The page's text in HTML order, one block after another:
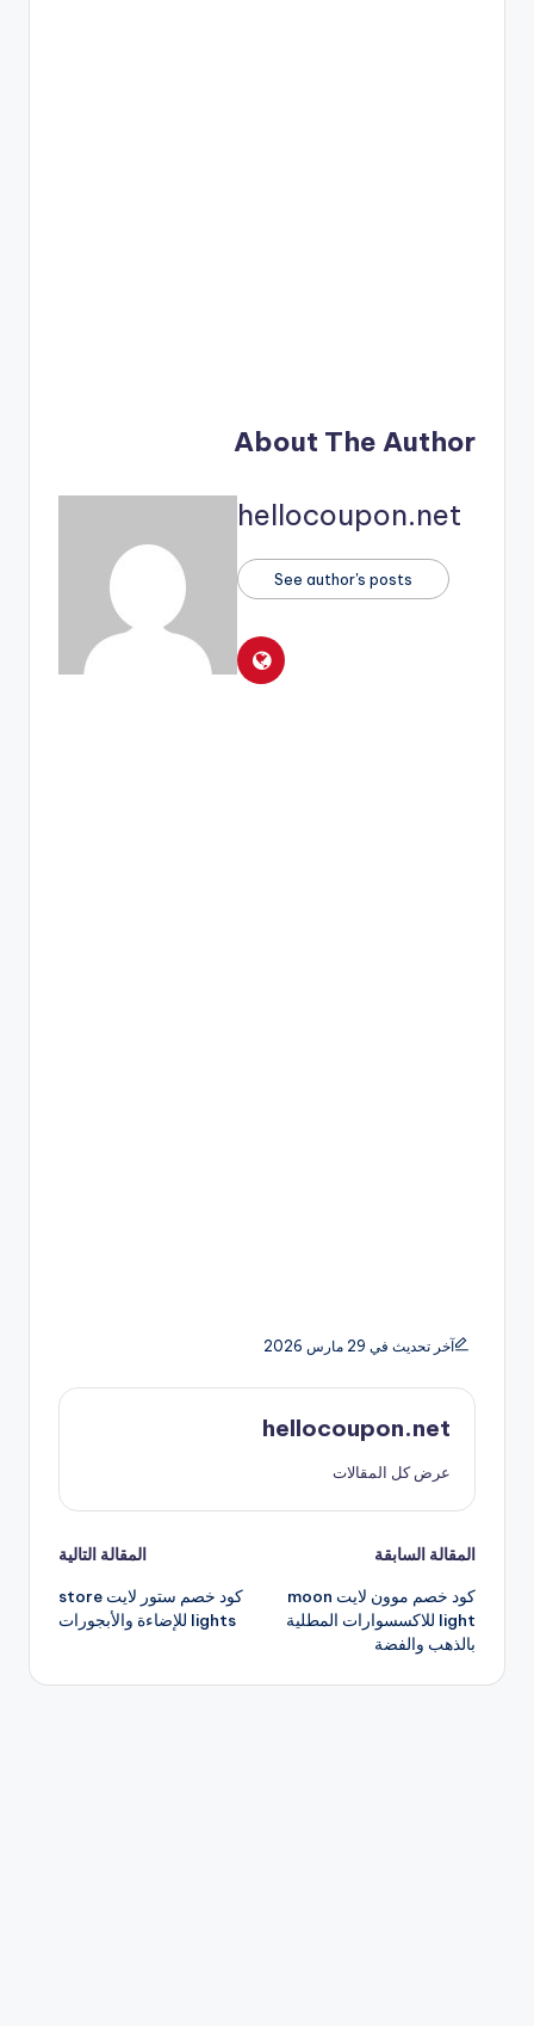
About The Author
hellocoupon.net
See author's posts
آخر تحديث في 29 مارس 2026
hellocoupon.net
عرض كل المقالات
تصفّح
المقالات
المقالة السابقة
كود خصم موون لايت moon
light للاكسسوارات المطلية
بالذهب والفضة
المقالة التالية
كود خصم ستور لايت store
lights للإضاءة والأبجورات